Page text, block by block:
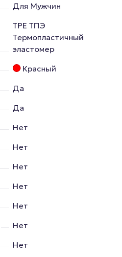
Для Мужчин
TPE ТПЭ
Термопластичный
эластомер
Красный
Да
Да
Нет
Нет
Нет
Нет
Нет
Нет
Нет